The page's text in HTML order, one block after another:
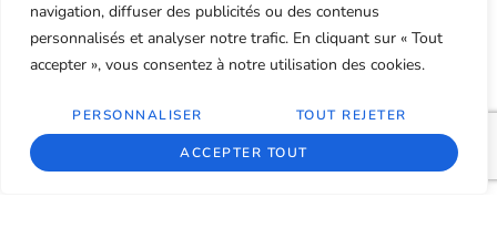
navigation, diffuser des publicités ou des contenus
personnalisés et analyser notre trafic. En cliquant sur « Tout
accepter », vous consentez à notre utilisation des cookies.
PERSONNALISER TOUT REJETER
ACCEPTER TOUT
modalités
d’accès,
Agriconseils.qc.ca.